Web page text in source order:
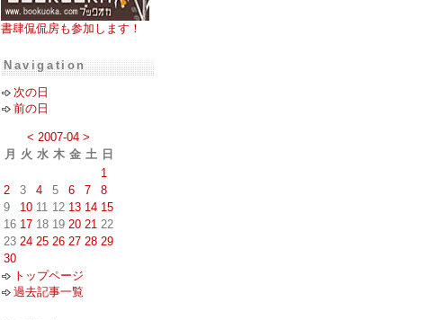
書肆侃侃房も参加します！
Navigation
次の日
前の日
< 2007-04 >
月
火 水 木 金 土 日
1
2
3 4 5 6 7
8
9
10 11 12 13 14 15
16 17 18 19 20 21 22
23 24 25 26 27 28 29
30
トップページ
過去記事一覧